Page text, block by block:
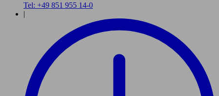
Tel: +49 851 955 14-0
|